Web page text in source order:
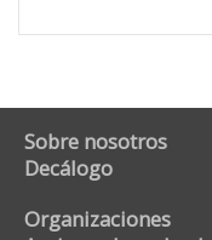
Sobre nosotros
Decálogo
Organizaciones